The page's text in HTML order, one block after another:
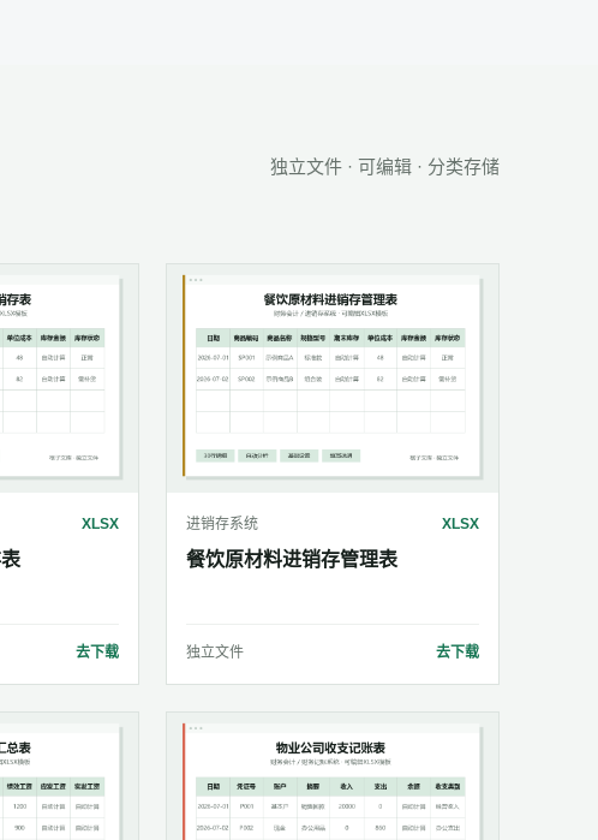
独立文件 · 可编辑 · 分类存储
XLSX
去下载
进销存系统 XLSX
餐饮原材料进销存管理表
独立文件 去下载